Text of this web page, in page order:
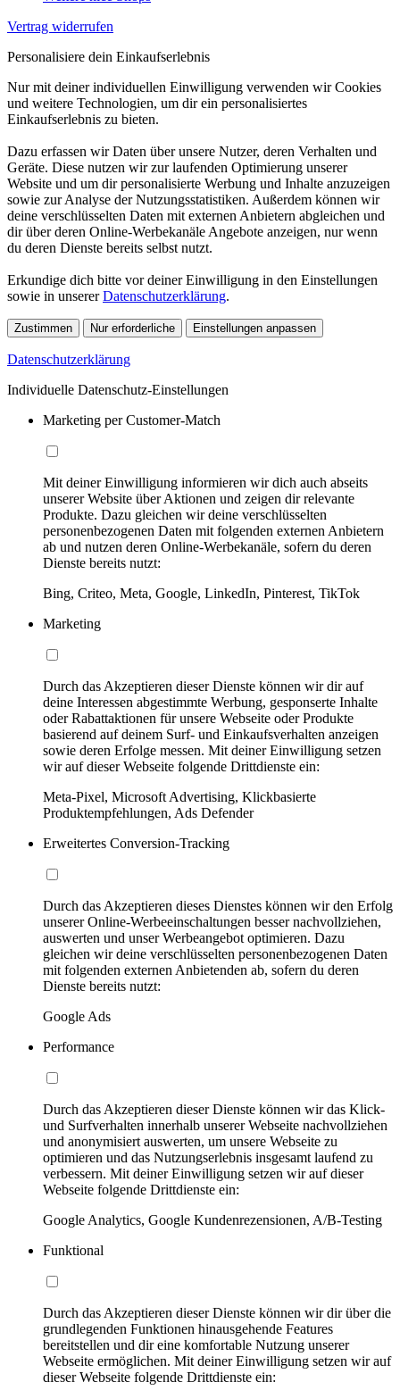
Vertrag widerrufen
Personalisiere dein Einkaufserlebnis
Nur mit deiner individuellen Einwilligung verwenden wir Cookies
und weitere Technologien, um dir ein personalisiertes
Einkaufserlebnis zu bieten.
Dazu erfassen wir Daten über unsere Nutzer, deren Verhalten und
Geräte. Diese nutzen wir zur laufenden Optimierung unserer
Website und um dir personalisierte Werbung und Inhalte anzuzeigen
sowie zur Analyse der Nutzungsstatistiken. Außerdem können wir
deine verschlüsselten Daten mit externen Anbietern abgleichen und
dir über deren Online-Werbekanäle Angebote anzeigen, nur wenn
du deren Dienste bereits selbst nutzt.
Erkundige dich bitte vor deiner Einwilligung in den Einstellungen
sowie in unsererDatenschutzerklärung.
Zustimmen Nur erforderliche Einstellungen anpassen
Datenschutzerklärung
Individuelle Datenschutz-Einstellungen
Marketing per Customer-Match
Mit deiner Einwilligung informieren wir dich auch abseits
unserer Website über Aktionen und zeigen dir relevante
Produkte. Dazu gleichen wir deine verschlüsselten
personenbezogenen Daten mit folgenden externen Anbietern
ab und nutzen deren Online-Werbekanäle, sofern du deren
Dienste bereits nutzt:
Bing, Criteo, Meta, Google, LinkedIn, Pinterest, TikTok
Marketing
Durch das Akzeptieren dieser Dienste können wir dir auf
deine Interessen abgestimmte Werbung, gesponserte Inhalte
oder Rabattaktionen für unsere Webseite oder Produkte
basierend auf deinem Surf- und Einkaufsverhalten anzeigen
sowie deren Erfolge messen. Mit deiner Einwilligung setzen
wir auf dieser Webseite folgende Drittdienste ein:
Meta-Pixel, Microsoft Advertising, Klickbasierte
Produktempfehlungen, Ads Defender
Erweitertes Conversion-Tracking
Durch das Akzeptieren dieses Dienstes können wir den Erfolg
unserer Online-Werbeeinschaltungen besser nachvollziehen,
auswerten und unser Werbeangebot optimieren. Dazu
gleichen wir deine verschlüsselten personenbezogenen Daten
mit folgenden externen Anbietenden ab, sofern du deren
Dienste bereits nutzt:
Google Ads
Performance
Durch das Akzeptieren dieser Dienste können wir das Klick-
und Surfverhalten innerhalb unserer Webseite nachvollziehen
und anonymisiert auswerten, um unsere Webseite zu
optimieren und das Nutzungserlebnis insgesamt laufend zu
verbessern. Mit deiner Einwilligung setzen wir auf dieser
Webseite folgende Drittdienste ein:
Google Analytics, Google Kundenrezensionen, A/B-Testing
Funktional
Durch das Akzeptieren dieser Dienste können wir dir über die
grundlegenden Funktionen hinausgehende Features
bereitstellen und dir eine komfortable Nutzung unserer
Webseite ermöglichen. Mit deiner Einwilligung setzen wir auf
dieser Webseite folgende Drittdienste ein: